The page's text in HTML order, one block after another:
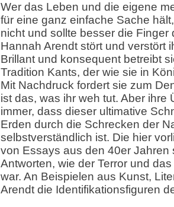
Wer das Leben und die eigene
für eine ganz einfache Sache
nicht und sollte besser die Finger
Hannah Arendt stört und verstört
Brillant und konsequent betreibt
Tradition Kants, der wie sie in
Mit Nachdruck fordert sie zum
ist das, was ihr weh tut. Aber ihre
immer, dass dieser ultimative
Erden durch die Schrecken der
selbstverständlich ist. Die hier
von Essays aus den 40er Jahren
Antworten, wie der Terror und
war. An Beispielen aus Kunst,
Arendt die Identifikationsfiguren